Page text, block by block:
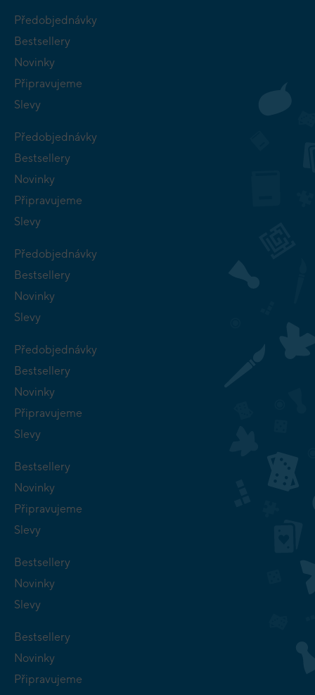
Předobjednávky
Bestsellery
Novinky
Připravujeme
Slevy
Předobjednávky
Bestsellery
Novinky
Připravujeme
Slevy
Předobjednávky
Bestsellery
Novinky
Slevy
Předobjednávky
Bestsellery
Novinky
Připravujeme
Slevy
Bestsellery
Novinky
Připravujeme
Slevy
Bestsellery
Novinky
Slevy
Bestsellery
Novinky
Připravujeme